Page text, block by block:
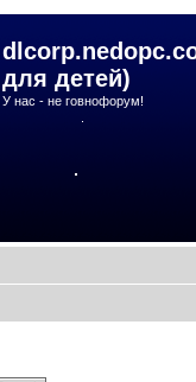
для детей)
У нас - не говнофорум!